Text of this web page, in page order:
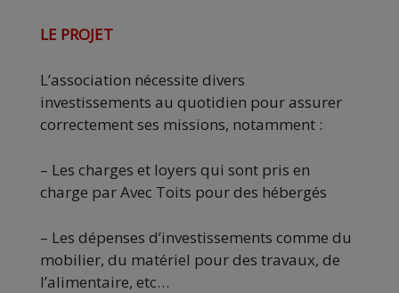
LE PROJET
L’association nécessite divers
investissements au quotidien pour assurer
correctement ses missions, notamment :
– Les charges et loyers qui sont pris en
charge par Avec Toits pour des hébergés
– Les dépenses d’investissements comme du
mobilier, du matériel pour des travaux, de
l’alimentaire, etc…